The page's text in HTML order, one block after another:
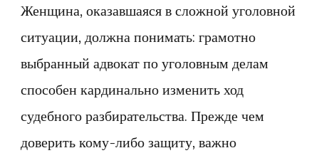
Советы
как
выбрать
адвоката
по
Женщина, оказавшаяся в сложной уголовной
ситуации, должна понимать: грамотно
выбранный адвокат по уголовным делам
способен кардинально изменить ход
судебного разбирательства. Прежде чем
доверить кому-либо защиту, важно